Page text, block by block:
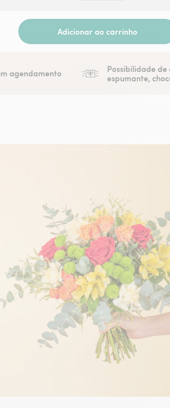
Adicionar ao carrinho
agendamento
Possibilidade
espumante,